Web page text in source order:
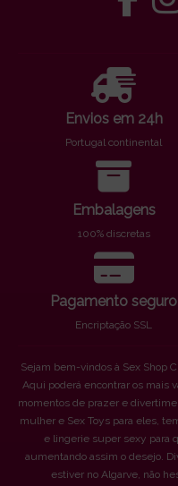
Envios em 24h
Portugal continental
Embalagens
100% discretas
Pagamento seguro
Encriptação SSL
Sejam bem-vindos à Sex Shop
Aqui poderá encontrar os mais
momentos de prazer e
mulher e Sex Toys para eles,
e lingerie super sexy para
aumentando assim o desejo.
estiver no Algarve, não